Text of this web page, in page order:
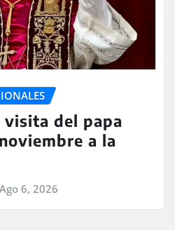
del papa
a la
Ago 6, 2026